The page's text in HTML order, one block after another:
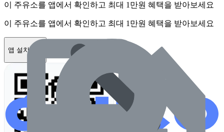
이 주유소를 앱에서 확인하고 최대 1만원 혜택을 받아보세요
이 주유소를 앱에서 확인하고 최대 1만원 혜택을 받아보세요
앱 설치하기